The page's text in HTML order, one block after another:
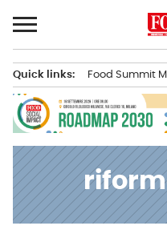
al
contenuto
principale
Quick links: Food Summit